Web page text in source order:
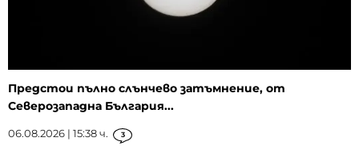
Предстои пълно слънчево затъмнение, от
Северозападна България...
06.08.2026 | 15:38 ч. 3